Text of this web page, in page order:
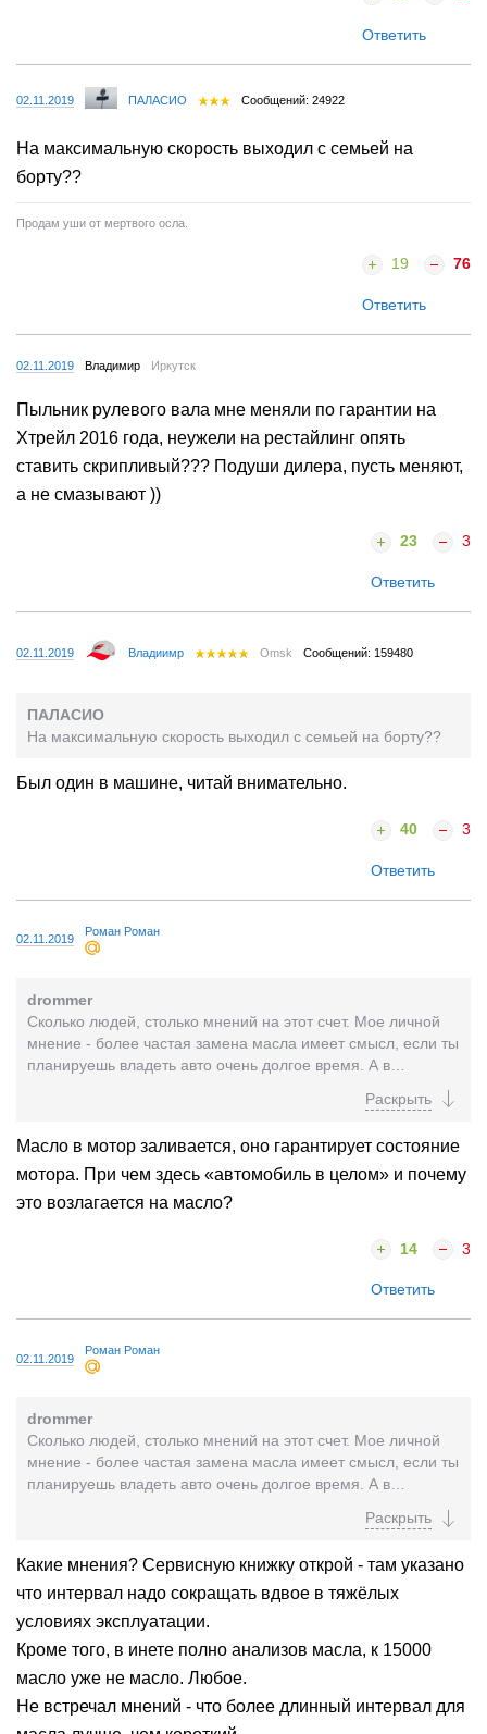
Ответить
02.11.2019 ПАЛАСИО Сообщений: 24922
На максимальную скорость выходил с семьей на
борту??
Продам уши от мертвого осла.
19 76
Ответить
02.11.2019 Владимир Иркутск
Пыльник рулевого вала мне меняли по гарантии на
Хтрейл 2016 года, неужели на рестайлинг опять
ставить скрипливый??? Подуши дилера, пусть меняют,
а не смазывают ))
23 3
Ответить
02.11.2019 Владиимр Omsk Сообщений: 159480
ПАЛАСИО
На максимальную скорость выходил с семьей на борту??
Был один в машине, читай внимательно.
40 3
Ответить
02.11.2019
Роман Роман
drommer
Сколько людей, столько мнений на этот счет. Мое личной
мнение - более частая замена масла имеет смысл, если ты
планируешь владеть авто очень долгое время. А в
Масло в мотор заливается, оно гарантирует состояние
мотора. При чем здесь «автомобиль в целом» и почему
это возлагается на масло?
14 3
Ответить
02.11.2019
Роман Роман
drommer
Сколько людей, столько мнений на этот счет. Мое личной
мнение - более частая замена масла имеет смысл, если ты
планируешь владеть авто очень долгое время. А в
Какие мнения? Сервисную книжку открой - там указано
что интервал надо сокращать вдвое в тяжёлых
условиях эксплуатации.
Кроме того, в инете полно анализов масла, к 15000
масло уже не масло. Любое.
Не встречал мнений - что более длинный интервал для